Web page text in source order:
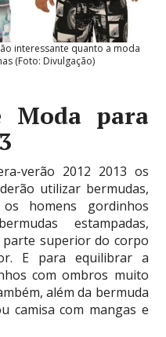
interessante quanto a moda
(Foto: Divulgação)
Moda para
verão 2012 2013 os
utilizar bermudas,
homens gordinhos
estampadas,
superior do corpo
E para equilibrar a
com ombros muito
além da bermuda
camisa com mangas e